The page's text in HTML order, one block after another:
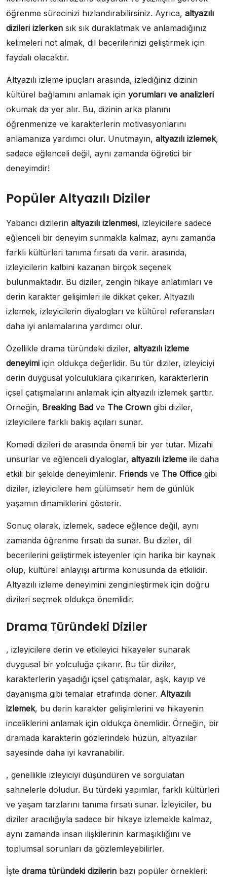
öğrenme sürecinizi hızlandırabilirsiniz. Ayrıca, altyazılı
dizileri izlerken sık sık duraklatmak ve anlamadığınız
kelimeleri not almak, dil becerilerinizi geliştirmek için
faydalı olacaktır.
Altyazılı izleme ipuçları arasında, izlediğiniz dizinin
kültürel bağlamını anlamak için yorumları ve analizleri
okumak da yer alır. Bu, dizinin arka planını
öğrenmenize ve karakterlerin motivasyonlarını
anlamanıza yardımcı olur. Unutmayın, altyazılı izlemek,
sadece eğlenceli değil, aynı zamanda öğretici bir
deneyimdir!
Popüler Altyazılı Diziler
Yabancı dizilerin altyazılı izlenmesi, izleyicilere sadece
eğlenceli bir deneyim sunmakla kalmaz, aynı zamanda
farklı kültürleri tanıma fırsatı da verir. arasında,
izleyicilerin kalbini kazanan birçok seçenek
bulunmaktadır. Bu diziler, zengin hikaye anlatımları ve
derin karakter gelişimleri ile dikkat çeker. Altyazılı
izlemek, izleyicilerin diyalogları ve kültürel referansları
daha iyi anlamalarına yardımcı olur.
Özellikle drama türündeki diziler, altyazılı izleme
deneyimi için oldukça değerlidir. Bu tür diziler, izleyiciyi
derin duygusal yolculuklara çıkarırken, karakterlerin
içsel çatışmalarını anlamak için altyazılı izlemek şarttır.
Örneğin, Breaking Bad ve The Crown gibi diziler,
izleyicilere farklı bakış açıları sunar.
Komedi dizileri de arasında önemli bir yer tutar. Mizahi
unsurlar ve eğlenceli diyaloglar, altyazılı izleme ile daha
etkili bir şekilde deneyimlenir. Friends ve The Office gibi
diziler, izleyicilere hem gülümsetir hem de günlük
yaşamın dinamiklerini gösterir.
Sonuç olarak, izlemek, sadece eğlence değil, aynı
zamanda öğrenme fırsatı da sunar. Bu diziler, dil
becerilerini geliştirmek isteyenler için harika bir kaynak
olup, kültürel anlayışı artırma konusunda da etkilidir.
Altyazılı izleme deneyimini zenginleştirmek için doğru
dizileri seçmek oldukça önemlidir.
Drama Türündeki Diziler
, izleyicilere derin ve etkileyici hikayeler sunarak
duygusal bir yolculuğa çıkarır. Bu tür diziler,
karakterlerin yaşadığı içsel çatışmalar, aşk, kayıp ve
dayanışma gibi temalar etrafında döner. Altyazılı
izlemek, bu derin karakter gelişimlerini ve hikayenin
inceliklerini anlamak için oldukça önemlidir. Örneğin, bir
dramada karakterin gözlerindeki hüzün, altyazılar
sayesinde daha iyi kavranabilir.
, genellikle izleyiciyi düşündüren ve sorgulatan
sahnelerle doludur. Bu türdeki yapımlar, farklı kültürleri
ve yaşam tarzlarını tanıma fırsatı sunar. İzleyiciler, bu
diziler aracılığıyla sadece bir hikaye izlemekle kalmaz,
aynı zamanda insan ilişkilerinin karmaşıklığını ve
toplumsal sorunları da gözlemleyebilirler.
İşte drama türündeki dizilerin bazı popüler örnekleri: